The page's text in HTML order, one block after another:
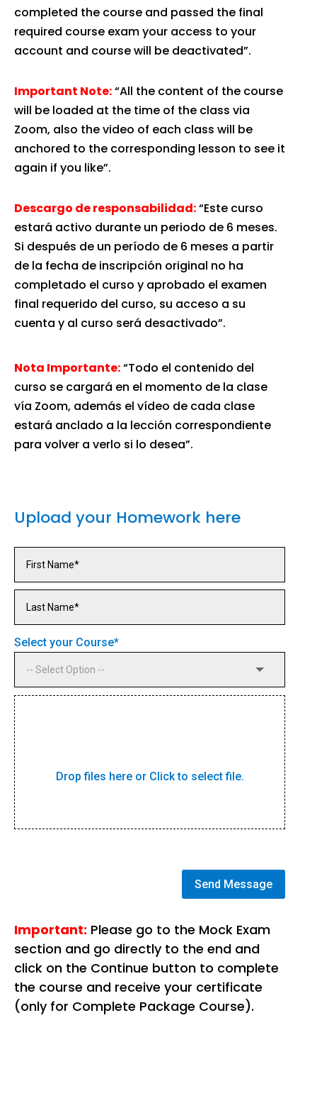
completed the course and passed the final
required course exam your access to your
account and course will be deactivated”.
Important Note:“All the content of the course
will be loaded at the time of the class via
Zoom, also the video of each class will be
anchored to the corresponding lesson to see it
again if you like”.
Descargo de responsabilidad:“Este curso
estará activo durante un periodo de 6 meses.
Si después de un período de 6 meses a partir
de la fecha de inscripción original no ha
completado el curso y aprobado el examen
final requerido del curso, su acceso a su
cuenta y al curso será desactivado”.
Nota Importante:“Todo el contenido del
curso se cargará en el momento de la clase
vía Zoom, además el vídeo de cada clase
estará anclado a la lección correspondiente
para volver a verlo si lo desea”.
Upload your Homework here
Select your Course*
Drop files here or Click to select file.
Send Message
Important: Please go to the Mock Exam
section and go directly to the end and
click on the Continue button to complete
the course and receive your certificate
(only for Complete Package Course).